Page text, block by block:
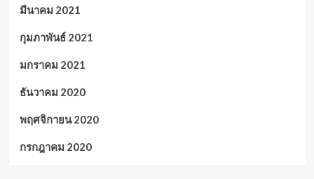
มีนาคม 2021
กุมภาพันธ์ 2021
มกราคม 2021
ธันวาคม 2020
พฤศจิกายน 2020
กรกฎาคม 2020